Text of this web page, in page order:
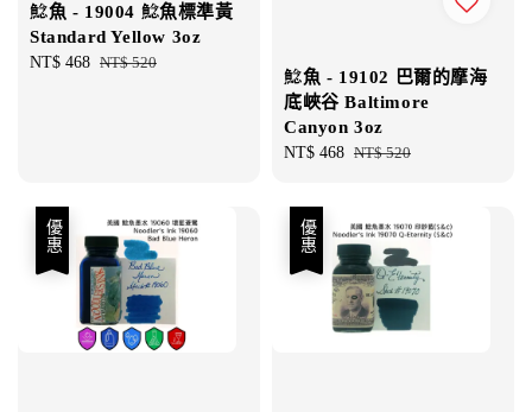
鯰魚 - 19004 鯰魚標準黃
Standard Yellow 3oz
Sale
NT$ 468 Regular
NT$ 520
鯰魚 - 19102 巴爾的摩海
底峽谷 Baltimore
Canyon 3oz
Sale
NT$ 468 Regular
NT$ 520
優惠 優惠